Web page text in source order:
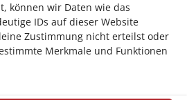
können wir Daten wie das
IDs auf dieser Website
Zustimmung nicht erteilst oder
Merkmale und Funktionen
Shop)